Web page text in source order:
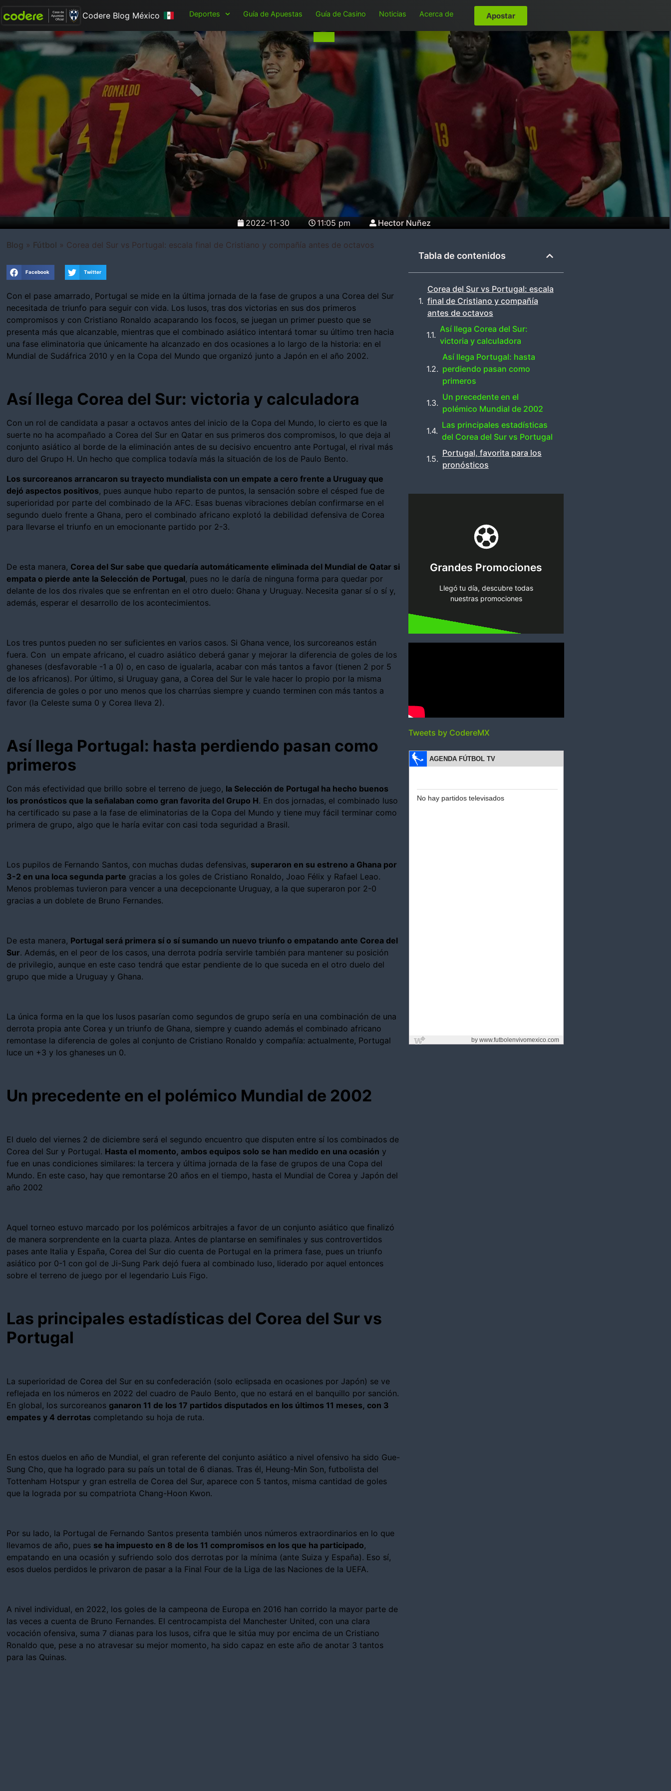
Codere Blog México Deportes Guía de Apuestas Guía de Casino Noticias Acerca de Apostar
2022-11-30 11:05 pm Hector Nuñez
Blog » Fútbol » Corea del Sur vs Portugal: escala final de Cristiano y compañía antes de octavos
Facebook Twitter
Con el pase amarrado, Portugal se mide en la última jornada de la fase de grupos a una Corea del Sur
necesitada de triunfo para seguir con vida. Los lusos, tras dos victorias en sus dos primeros
compromisos y con Cristiano Ronaldo acaparando los focos, se juegan un primer puesto que se
presenta más que alcanzable, mientras que el combinado asiático intentará tomar su último tren hacia
una fase eliminatoria que únicamente ha alcanzado en dos ocasiones a lo largo de la historia: en el
Mundial de Sudáfrica 2010 y en la Copa del Mundo que organizó junto a Japón en el año 2002.
Así llega Corea del Sur: victoria y calculadora
Con un rol de candidata a pasar a octavos antes del inicio de la Copa del Mundo, lo cierto es que la
suerte no ha acompañado a Corea del Sur en Qatar en sus primeros dos compromisos, lo que deja al
conjunto asiático al borde de la eliminación antes de su decisivo encuentro ante Portugal, el rival más
duro del Grupo H. Un hecho que complica todavía más la situación de los de Paulo Bento.
Los surcoreanos arrancaron su trayecto mundialista con un empate a cero frente a Uruguay que
dejó aspectos positivos, pues aunque hubo reparto de puntos, la sensación sobre el césped fue de
superioridad por parte del combinado de la AFC. Esas buenas vibraciones debían confirmarse en el
segundo duelo frente a Ghana, pero el combinado africano explotó la debilidad defensiva de Corea
para llevarse el triunfo en un emocionante partido por 2-3.
De esta manera, Corea del Sur sabe que quedaría automáticamente eliminada del Mundial de Qatar si
empata o pierde ante la Selección de Portugal, pues no le daría de ninguna forma para quedar por
delante de los dos rivales que se enfrentan en el otro duelo: Ghana y Uruguay. Necesita ganar sí o sí y,
además, esperar el desarrollo de los acontecimientos.
Los tres puntos pueden no ser suficientes en varios casos. Si Ghana vence, los surcoreanos están
fuera. Con un empate africano, el cuadro asiático deberá ganar y mejorar la diferencia de goles de los
ghaneses (desfavorable -1 a 0) o, en caso de igualarla, acabar con más tantos a favor (tienen 2 por 5
de los africanos). Por último, si Uruguay gana, a Corea del Sur le vale hacer lo propio por la misma
diferencia de goles o por uno menos que los charrúas siempre y cuando terminen con más tantos a
favor (la Celeste suma 0 y Corea lleva 2).
Así llega Portugal: hasta perdiendo pasan como
primeros
Con más efectividad que brillo sobre el terreno de juego, la Selección de Portugal ha hecho buenos
los pronósticos que la señalaban como gran favorita del Grupo H. En dos jornadas, el combinado luso
ha certificado su pase a la fase de eliminatorias de la Copa del Mundo y tiene muy fácil terminar como
primera de grupo, algo que le haría evitar con casi toda seguridad a Brasil.
Los pupilos de Fernando Santos, con muchas dudas defensivas, superaron en su estreno a Ghana por
3-2 en una loca segunda parte gracias a los goles de Cristiano Ronaldo, Joao Félix y Rafael Leao.
Menos problemas tuvieron para vencer a una decepcionante Uruguay, a la que superaron por 2-0
gracias a un doblete de Bruno Fernandes.
De esta manera, Portugal será primera sí o sí sumando un nuevo triunfo o empatando ante Corea del
Sur. Además, en el peor de los casos, una derrota podría servirle también para mantener su posición
de privilegio, aunque en este caso tendrá que estar pendiente de lo que suceda en el otro duelo del
grupo que mide a Uruguay y Ghana.
La única forma en la que los lusos pasarían como segundos de grupo sería en una combinación de una
derrota propia ante Corea y un triunfo de Ghana, siempre y cuando además el combinado africano
remontase la diferencia de goles al conjunto de Cristiano Ronaldo y compañía: actualmente, Portugal
luce un +3 y los ghaneses un 0.
Un precedente en el polémico Mundial de 2002
El duelo del viernes 2 de diciembre será el segundo encuentro que disputen entre sí los combinados de
Corea del Sur y Portugal. Hasta el momento, ambos equipos solo se han medido en una ocasión y
fue en unas condiciones similares: la tercera y última jornada de la fase de grupos de una Copa del
Mundo. En este caso, hay que remontarse 20 años en el tiempo, hasta el Mundial de Corea y Japón del
año 2002
Aquel torneo estuvo marcado por los polémicos arbitrajes a favor de un conjunto asiático que finalizó
de manera sorprendente en la cuarta plaza. Antes de plantarse en semifinales y sus controvertidos
pases ante Italia y España, Corea del Sur dio cuenta de Portugal en la primera fase, pues un triunfo
asiático por 0-1 con gol de Ji-Sung Park dejó fuera al combinado luso, liderado por aquel entonces
sobre el terreno de juego por el legendario Luis Figo.
Las principales estadísticas del Corea del Sur vs
Portugal
La superioridad de Corea del Sur en su confederación (solo eclipsada en ocasiones por Japón) se ve
reflejada en los números en 2022 del cuadro de Paulo Bento, que no estará en el banquillo por sanción.
En global, los surcoreanosganaron 11 de los 17 partidos disputados en los últimos 11 meses, con 3
empates y 4 derrotas completando su hoja de ruta.
En estos duelos en año de Mundial, el gran referente del conjunto asiático a nivel ofensivo ha sido Gue-
Sung Cho, que ha logrado para su país un total de 6 dianas. Tras él, Heung-Min Son, futbolista del
Tottenham Hotspur y gran estrella de Corea del Sur, aparece con 5 tantos, misma cantidad de goles
que la lograda por su compatriota Chang-Hoon Kwon.
Por su lado, la Portugal de Fernando Santos presenta también unos números extraordinarios en lo que
llevamos de año, pues se ha impuesto en 8 de los 11 compromisos en los que ha participado,
empatando en una ocasión y sufriendo solo dos derrotas por la mínima (ante Suiza y España). Eso sí,
esos duelos perdidos le privaron de pasar a la Final Four de la Liga de las Naciones de la UEFA.
A nivel individual, en 2022, los goles de la campeona de Europa en 2016 han corrido la mayor parte de
las veces a cuenta de Bruno Fernandes. El centrocampista del Manchester United, con una clara
vocación ofensiva, suma 7 dianas para los lusos, cifra que le sitúa muy por encima de un Cristiano
Ronaldo que, pese a no atravesar su mejor momento, ha sido capaz en este año de anotar 3 tantos
para las Quinas.
Tabla de contenidos
Corea del Sur vs Portugal: escala
final de Cristiano y compañía
antes de octavos
Así llega Corea del Sur:
victoria y calculadora
Así llega Portugal: hasta
perdiendo pasan como
primeros
Un precedente en el
polémico Mundial de 2002
Las principales estadísticas
del Corea del Sur vs Portugal
Portugal, favorita para los
pronósticos
Grandes Promociones
Llegó tu día, descubre todas
nuestras promociones
nosotros!
tenemos algo especial para ti. No lo
suerte.
Más Información
Tweets by CodereMX